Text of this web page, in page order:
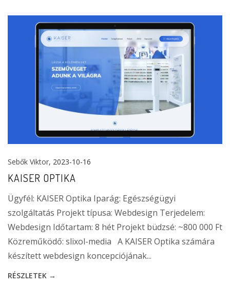
Sebők Viktor, 2023-10-16
KAISER OPTIKA
Ügyfél: KAISER Optika Iparág: Egészségügyi
szolgáltatás Projekt típusa: Webdesign Terjedelem:
Webdesign Időtartam: 8 hét Projekt büdzsé: ~800 000 Ft
Közreműködő: slixol-media A KAISER Optika számára
készített webdesign koncepciójának...
RÉSZLETEK →